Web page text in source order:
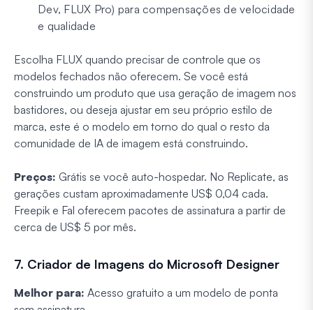
Dev, FLUX Pro) para compensações de velocidade
e qualidade
Escolha FLUX quando precisar de controle que os
modelos fechados não oferecem. Se você está
construindo um produto que usa geração de imagem nos
bastidores, ou deseja ajustar em seu próprio estilo de
marca, este é o modelo em torno do qual o resto da
comunidade de IA de imagem está construindo.
Preços: Grátis se você auto-hospedar. No Replicate, as
gerações custam aproximadamente US$ 0,04 cada.
Freepik e Fal oferecem pacotes de assinatura a partir de
cerca de US$ 5 por mês.
7. Criador de Imagens do Microsoft Designer
Melhor para: Acesso gratuito a um modelo de ponta